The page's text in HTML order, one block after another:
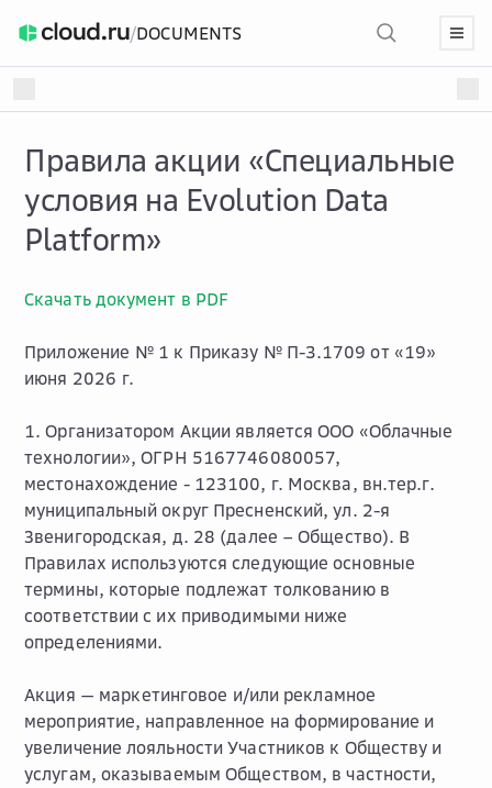
/DOCUMENTS
Правила акции «Специальные
условия на Evolution Data
Platform»
Скачать документ в PDF
Приложение № 1 к Приказу № П-3.1709 от «19»
июня 2026 г.
1. Организатором Акции является ООО «Облачные
технологии», ОГРН 5167746080057,
местонахождение - 123100, г. Москва, вн.тер.г.
муниципальный округ Пресненский, ул. 2-я
Звенигородская, д. 28 (далее – Общество). В
Правилах используются следующие основные
термины, которые подлежат толкованию в
соответствии с их приводимыми ниже
определениями.
Акция — маркетинговое и/или рекламное
мероприятие, направленное на формирование и
увеличение лояльности Участников к Обществу и
услугам, оказываемым Обществом, в частности,